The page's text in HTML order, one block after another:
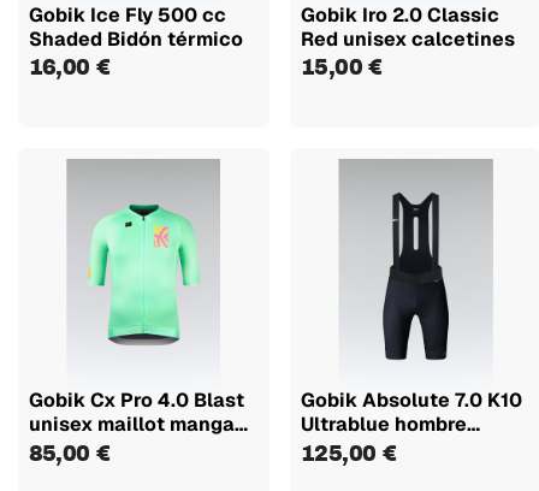
Gobik Ice Fly 500 cc
Shaded Bidón térmico
16,00 €
Gobik Iro 2.0 Classic
Red unisex calcetines
15,00 €
Gobik Cx Pro 4.0 Blast
unisex maillot manga
corta
85,00 €
Gobik Absolute 7.0 K10
Ultrablue hombre
culotte...
125,00 €